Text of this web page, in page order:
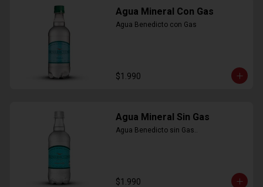
Agua Mineral Con Gas
Agua Benedicto con Gas
$1.990
Agua Mineral Sin Gas
Agua Benedicto sin Gas..
$1.990